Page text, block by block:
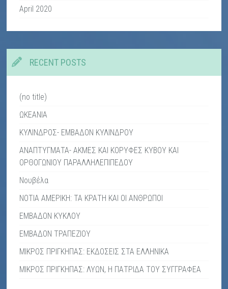
April 2020
RECENT POSTS
(no title)
ΩΚΕΑΝΙΑ
ΚΥΛΙΝΔΡΟΣ- ΕΜΒΑΔΟΝ ΚΥΛΙΝΔΡΟΥ
ΑΝΑΠΤΥΓΜΑΤΑ- ΑΚΜΕΣ ΚΑΙ ΚΟΡΥΦΕΣ ΚΥΒΟΥ ΚΑΙ
ΟΡΘΟΓΩΝΙΟΥ ΠΑΡΑΛΛΗΛΕΠΙΠΕΔΟΥ
Νουβέλα
ΝΟΤΙΑ ΑΜΕΡΙΚΗ: ΤΑ ΚΡΑΤΗ ΚΑΙ ΟΙ ΑΝΘΡΩΠΟΙ
ΕΜΒΑΔΟΝ ΚΥΚΛΟΥ
ΕΜΒΑΔΟΝ ΤΡΑΠΕΖΙΟΥ
ΜΙΚΡΟΣ ΠΡΙΓΚΗΠΑΣ: ΕΚΔΟΣΕΙΣ ΣΤΑ ΕΛΛΗΝΙΚΑ
ΜΙΚΡΟΣ ΠΡΙΓΚΗΠΑΣ: ΛΥΩΝ, Η ΠΑΤΡΙΔΑ ΤΟΥ ΣΥΓΓΡΑΦΕΑ